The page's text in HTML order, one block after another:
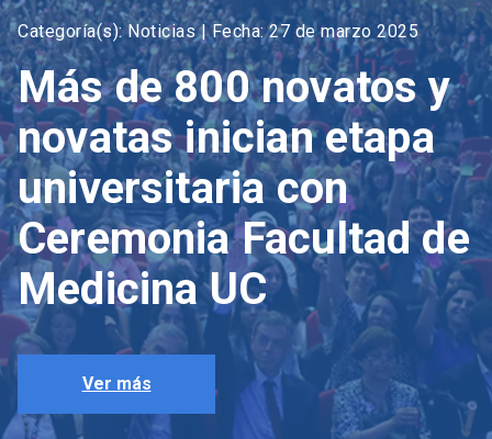
Categoría(s): Noticias |Fecha: 27 de marzo 2025
Más de 800 novatos y
novatas inician etapa
universitaria con
Ceremonia Facultad de
Medicina UC
Ver más